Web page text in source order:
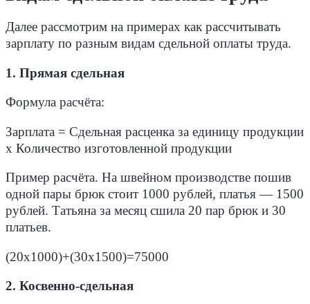
Далее рассмотрим на примерах как рассчитывать
зарплату по разным видам сдельной оплаты труда.
1. Прямая сдельная
Формула расчёта:
Зарплата = Сдельная расценка за единицу продукции
х Количество изготовленной продукции
Пример расчёта. На швейном производстве пошив
одной пары брюк стоит 1000 рублей, платья — 1500
рублей. Татьяна за месяц сшила 20 пар брюк и 30
платьев.
(20х1000)+(30х1500)=75000
2. Косвенно-сдельная